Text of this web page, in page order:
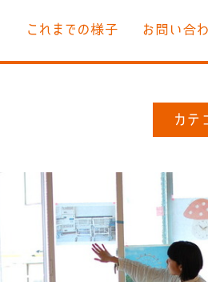
これまでの様子 お問い合
カテ